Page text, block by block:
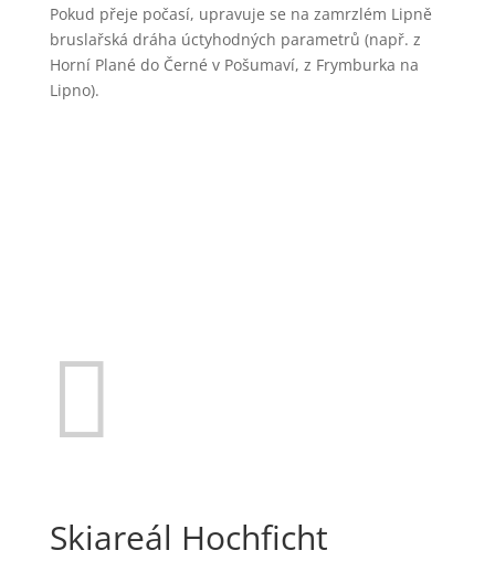
Pokud přeje počasí, upravuje se na zamrzlém Lipně
bruslařská dráha úctyhodných parametrů (např. z
Horní Plané do Černé v Pošumaví, z Frymburka na
Lipno).

Skiareál Hochficht